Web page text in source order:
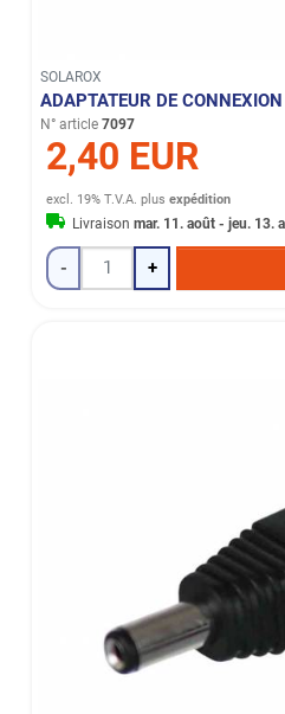
SOLAROX
ADAPTATEUR DE
N° article 7097
2,40 EUR
excl. 19% T.V.A. plusexpédition
Livraisonmar. 11. août - jeu. 13.
- +